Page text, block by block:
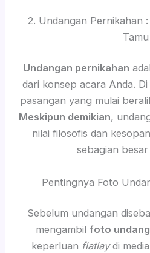
2. Undangan Pernikahan
Tamu
Undangan pernikahan
dari konsep acara Anda.
pasangan yang mulai
Meskipun demikian,
nilai filosofis dan
sebagian
Pentingnya Foto
Sebelum undangan
mengambil foto
keperluan flatlaydi